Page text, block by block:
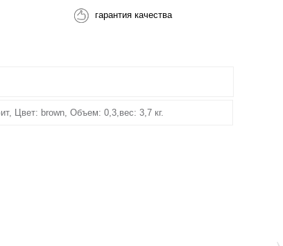
гарантия качества
Цвет: brown, Объем: 0,3,вес: 3,7 кг.